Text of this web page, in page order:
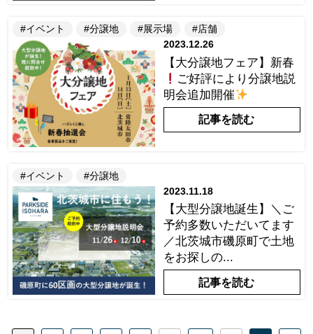
#イベント #分譲地 #展示場
#店舗
2023.12.26
【大分譲地フェア】新春
ご好評により分譲地説
明会追加開催
記事を読む
#イベント
#分譲地
2023.11.18
【大型分譲地誕生】＼ご
予約多数いただいてます
／北茨城市磯原町で土地
をお探しの...
記事を読む